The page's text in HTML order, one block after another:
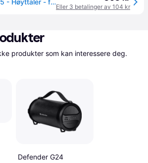
Media-Tech MT3145 - Høyttaler - for bærbar bruk - 2,1 kanaler - trådløs - Bluetooth - 15 watt - toveis
Eller 3 betalinger av 104 kr
Defender G24